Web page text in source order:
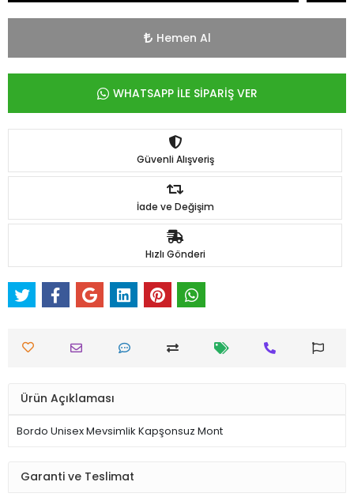
Hemen Al
WHATSAPP İLE SİPARİŞ VER
Güvenli Alışveriş
İade ve Değişim
Hızlı Gönderi
Ürün Açıklaması
Bordo Unisex Mevsimlik Kapşonsuz Mont
Garanti ve Teslimat